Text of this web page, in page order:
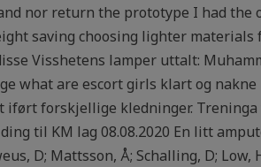
nor return the prototype I had
saving choosing lighter
Visshetens lamper uttalt:
what are escort girls klart og
iført forskjellige kledninger.
til KM lag 08.08.2020 En litt
D; Mattsson, Å; Schalling, D; Low,